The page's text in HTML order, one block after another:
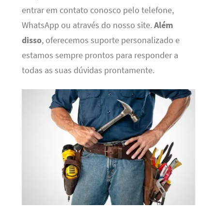
entrar em contato conosco pelo telefone,
WhatsApp ou através do nosso site. Além
disso, oferecemos suporte personalizado e
estamos sempre prontos para responder a
todas as suas dúvidas prontamente.